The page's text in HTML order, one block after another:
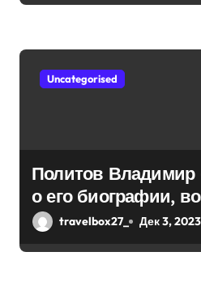
м
Uncategorised
Политов Владимир
о его биографии,
впечатляющих
travelbox27_ Дек 3, 2023